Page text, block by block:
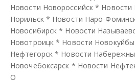
Новости Новороссийск * Новости
Норильск * Новости Наро-
Новосибирск * Новости
Новотроицк * Новости
Нефтегорск * Новости
Новочебоксарск * Новости
О